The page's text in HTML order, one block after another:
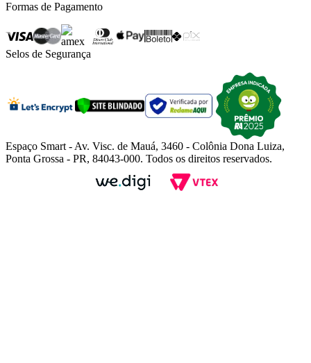
Formas de Pagamento
Selos de Segurança
Espaço Smart - Av. Visc. de Mauá, 3460 - Colônia Dona Luiza,
Ponta Grossa - PR, 84043-000. Todos os direitos reservados.